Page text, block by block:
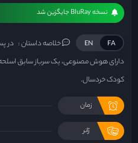
نسخه BluRay جایگزین شد
FA
EN خلاصه داستان : در
دارای هوش مصنوعی، یک سرباز سابق
کودک خردسال.
زمان
ژانر